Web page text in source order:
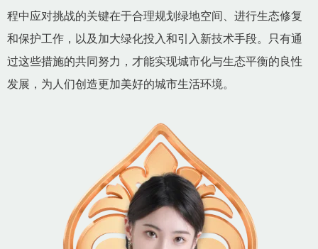
程中应对挑战的关键在于合理规划绿地空间、进行生态修复
和保护工作，以及加大绿化投入和引入新技术手段。只有通
过这些措施的共同努力，才能实现城市化与生态平衡的良性
发展，为人们创造更加美好的城市生活环境。